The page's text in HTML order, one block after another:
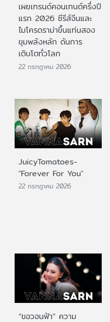
เผยเทรนด์คอนเทนต์ครึ่งปี
แรก 2026 ซีรีส์จีนและ
ไมโครดราม่าขึ้นแท่นสอง
ขุมพลังหลัก ดันการ
เติบโตทั่วโลก
22 กรกฎาคม 2026
JuicyTomatoes-
"Forever For You"
22 กรกฎาคม 2026
“ขอวอนฟ้า” ความ